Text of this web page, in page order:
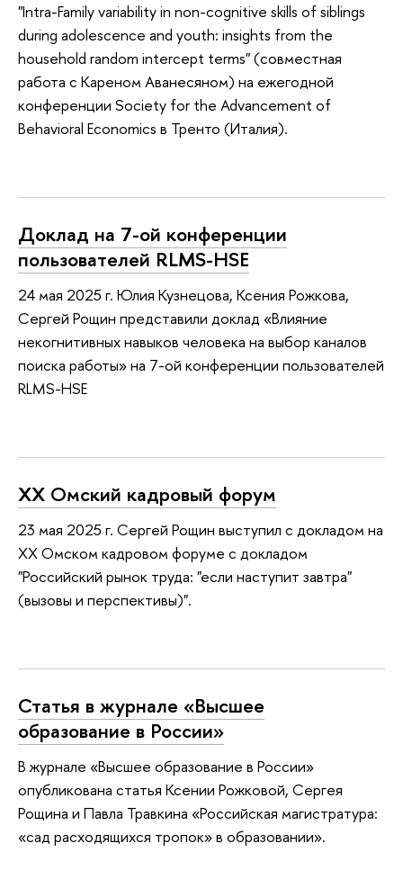
"Intra-Family variability in non-cognitive skills of siblings
during adolescence and youth: insights from the
household random intercept terms" (совместная
работа с Кареном Аванесяном) на ежегодной
конференции Society for the Advancement of
Behavioral Economics в Тренто (Италия).
Доклад на 7-ой конференции
пользователей RLMS-HSE
24 мая 2025 г. Юлия Кузнецова, Ксения Рожкова,
Сергей Рощин представили доклад «Влияние
некогнитивных навыков человека на выбор каналов
поиска работы» на 7-ой конференции пользователей
RLMS-HSE
ХХ Омский кадровый форум
23 мая 2025 г. Сергей Рощин выступил с докладом на
ХХ Омском кадровом форуме с докладом
"Российский рынок труда: "если наступит завтра"
(вызовы и перспективы)".
Статья в журнале «Высшее
образование в России»
В журнале «Высшее образование в России»
опубликована статья Ксении Рожковой, Сергея
Рощина и Павла Травкина «Российская магистратура:
«сад расходящихся тропок» в образовании».